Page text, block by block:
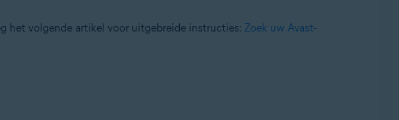
het volgende artikel voor uitgebreide instructies: Zoek uw Avast-